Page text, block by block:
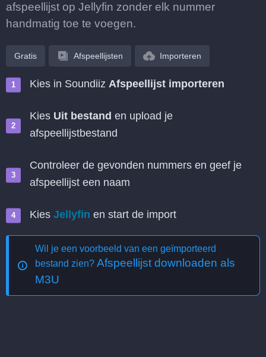
afspeellijst op Jellyfin zonder elk nummer
handmatig toe te voegen.
Gratis Afspeellijsten Importeren
Kies in Soundiiz Afspeellijst importeren
Kies Uit bestand en upload je
afspeellijstbestand
Controleer de gevonden nummers en geef je
afspeellijst een naam
Kies Jellyfin en start de import
Wil je een voorbeeld van een geïmporteerd
bestand zien? Afspeellijst downloaden als
M3U